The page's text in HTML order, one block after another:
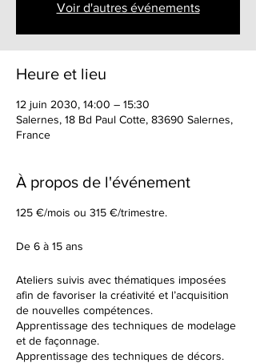
Voir d'autres événements
Heure et lieu
12 juin 2030, 14:00 – 15:30
Salernes, 18 Bd Paul Cotte, 83690 Salernes,
France
À propos de l'événement
125 €/mois ou 315 €/trimestre.
De 6 à 15 ans
Ateliers suivis avec thématiques imposées
afin de favoriser la créativité et l’acquisition
de nouvelles compétences.
Apprentissage des techniques de modelage
et de façonnage.
Apprentissage des techniques de décors.